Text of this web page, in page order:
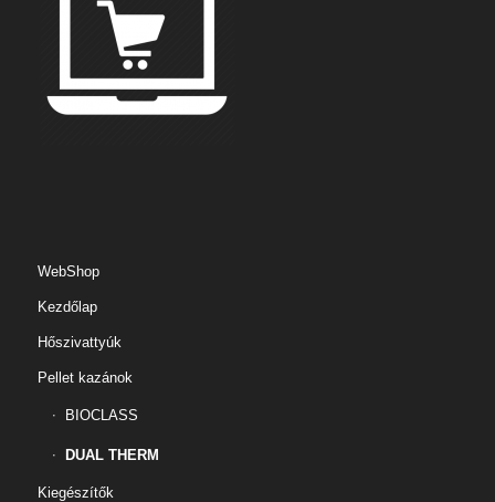
WebShop
Kezdőlap
Hőszivattyúk
Pellet kazánok
BIOCLASS
DUAL THERM
Kiegészítők